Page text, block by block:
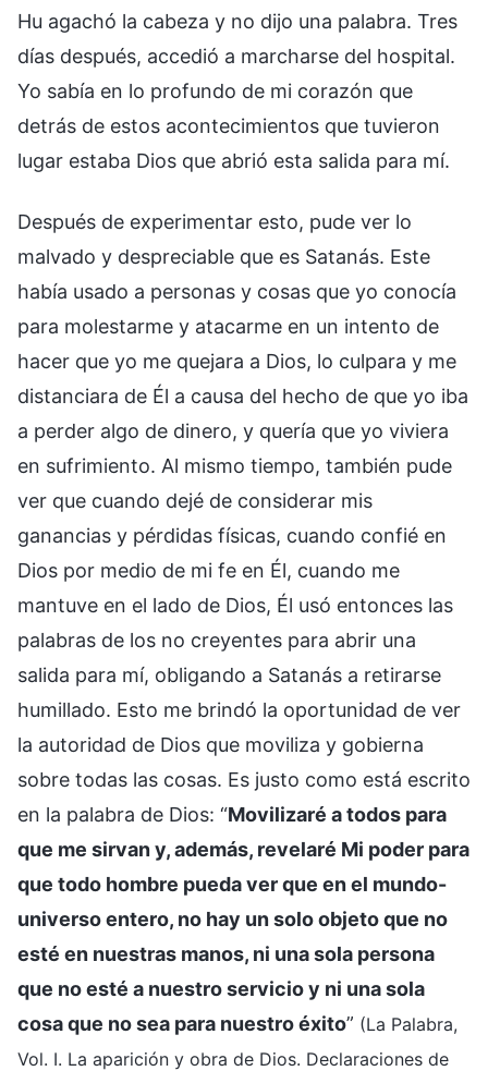
Hu agachó la cabeza y no dijo una palabra. Tres
días después, accedió a marcharse del hospital.
Yo sabía en lo profundo de mi corazón que
detrás de estos acontecimientos que tuvieron
lugar estaba Dios que abrió esta salida para mí.
Después de experimentar esto, pude ver lo
malvado y despreciable que es Satanás. Este
había usado a personas y cosas que yo conocía
para molestarme y atacarme en un intento de
hacer que yo me quejara a Dios, lo culpara y me
distanciara de Él a causa del hecho de que yo iba
a perder algo de dinero, y quería que yo viviera
en sufrimiento. Al mismo tiempo, también pude
ver que cuando dejé de considerar mis
ganancias y pérdidas físicas, cuando confié en
Dios por medio de mi fe en Él, cuando me
mantuve en el lado de Dios, Él usó entonces las
palabras de los no creyentes para abrir una
salida para mí, obligando a Satanás a retirarse
humillado. Esto me brindó la oportunidad de ver
la autoridad de Dios que moviliza y gobierna
sobre todas las cosas. Es justo como está escrito
en la palabra de Dios: “Movilizaré a todos para
que me sirvan y, además, revelaré Mi poder para
que todo hombre pueda ver que en el mundo-
universo entero, no hay un solo objeto que no
esté en nuestras manos, ni una sola persona
que no esté a nuestro servicio y ni una sola
cosa que no sea para nuestro éxito” (La Palabra,
Vol. I. La aparición y obra de Dios. Declaraciones de